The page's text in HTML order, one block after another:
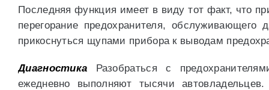
Последняя функция имеет в виду тот факт, что
перегорание предохранителя,
прикоснуться щупами прибора к выводам
Диагностика Разобраться с
ежедневно выполняют тысячи